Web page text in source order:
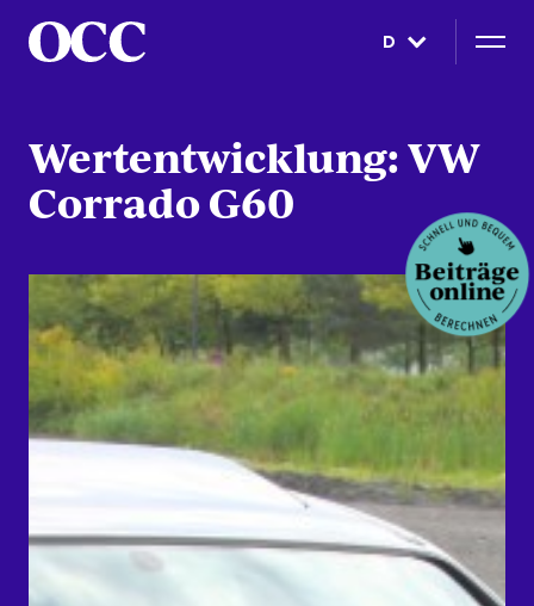
D
Wertentwicklung: VW
Corrado G60